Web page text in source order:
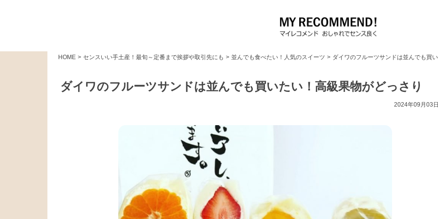
HOME > センスいい手土産！最旬～定番まで挨拶や取引先にも > 並んでも食べたい！人気のスイーツ > ダイワのフルーツサンドは並んでも買
ダイワのフルーツサンドは並んでも買いたい！高級果物がどっさり
2024年09月03